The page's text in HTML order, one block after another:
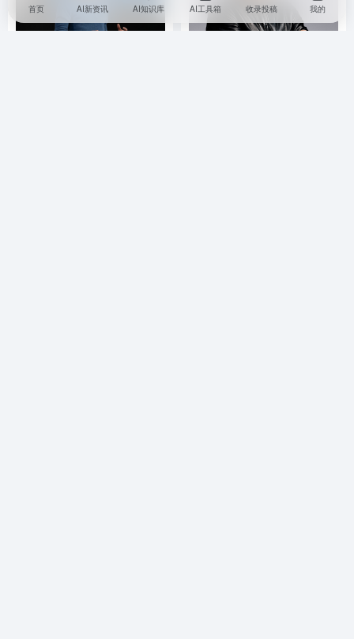
首页 AI新资讯 AI知识库 AI工具箱 收录投稿 我的